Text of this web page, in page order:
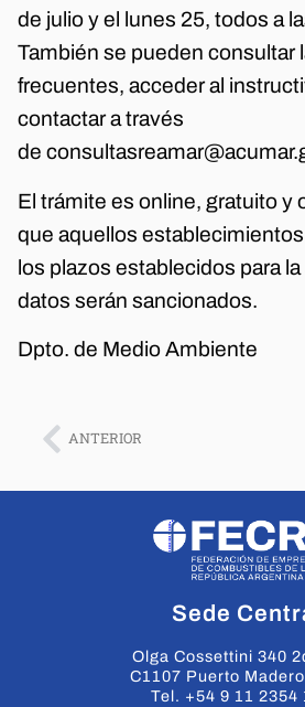
de julio y el lunes 25, todos a
También se pueden consultar
frecuentes, acceder al
contactar a través
de
El trámite es online, gratuito y
que aquellos
los plazos establecidos para
datos serán sancionados.
Dpto. de Medio Ambiente
ANTERIOR
Sede
Olga Cossettini 340
C1107 Puerto
Tel. +54 9 11 2354